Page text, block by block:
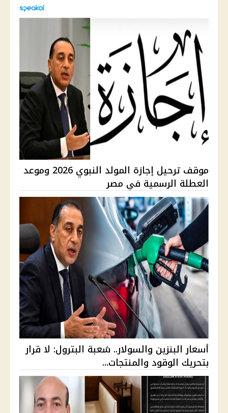
موقف ترحيل إجازة المولد النبوي 2026 وموعد
العطلة الرسمية في مصر
أسعار البنزين والسولار.. شعبة البترول: لا قرار
بتحريك الوقود والمنتجات...